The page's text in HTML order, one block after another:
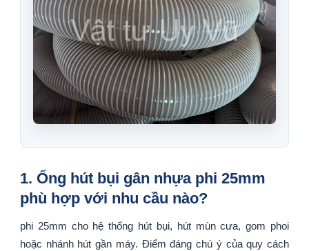
1. Ống hút bụi gân nhựa phi 25mm
phù hợp với nhu cầu nào?
phi 25mm cho hệ thống hút bụi, hút mùn cưa, gom phoi
hoặc nhánh hút gần máy. Điểm đáng chú ý của quy cách